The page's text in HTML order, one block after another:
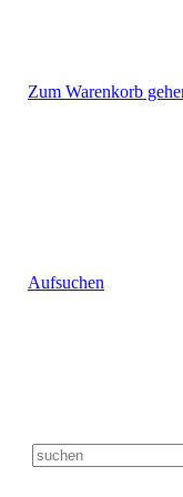
Zum Warenkorb
Aufsuchen